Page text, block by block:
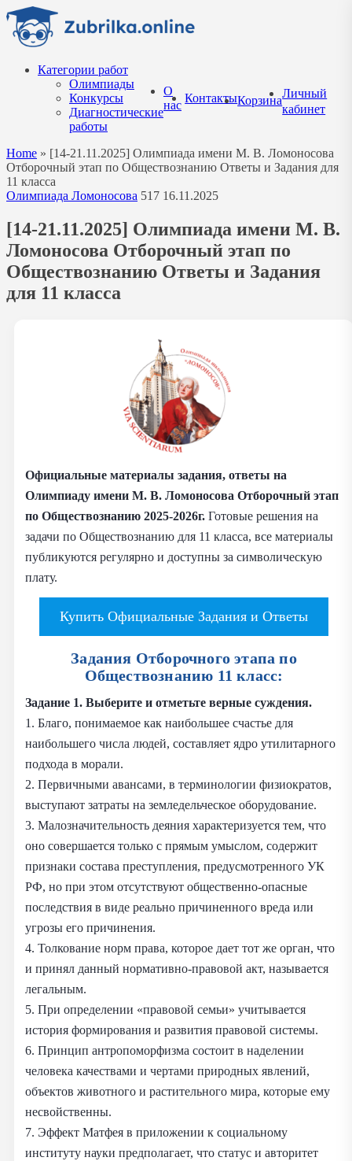
Перейти
содержанию
Категории работ
Олимпиады
Конкурсы
Диагностические
работы
О
нас
КонтактыКорзина
Личный
кабинет
Home » [14-21.11.2025] Олимпиада имени М. В. Ломоносова
Отборочный этап по Обществознанию Ответы и Задания для
11 класса
Олимпиада Ломоносова 517 16.11.2025
[14-21.11.2025] Олимпиада имени М. В.
Ломоносова Отборочный этап по
Обществознанию Ответы и Задания
для 11 класса
Официальные материалы задания, ответы на
Олимпиаду имени М. В. Ломоносова Отборочный этап
по Обществознанию 2025-2026г. Готовые решения на
задачи по Обществознанию для 11 класса, все материалы
публикуются регулярно и доступны за символическую
плату.
Купить Официальные Задания и Ответы
Задания Отборочного этапа по
Обществознанию 11 класс:
Задание 1. Выберите и отметьте верные суждения.
1. Благо, понимаемое как наибольшее счастье для
наибольшего числа людей, составляет ядро утилитарного
подхода в морали.
2. Первичными авансами, в терминологии физиократов,
выступают затраты на земледельческое оборудование.
3. Малозначительность деяния характеризуется тем, что
оно совершается только с прямым умыслом, содержит
признаки состава преступления, предусмотренного УК
РФ, но при этом отсутствуют общественно-опасные
последствия в виде реально причиненного вреда или
угрозы его причинения.
4. Толкование норм права, которое дает тот же орган, что
и принял данный нормативно-правовой акт, называется
легальным.
5. При определении «правовой семьи» учитывается
история формирования и развития правовой системы.
6. Принцип антропоморфизма состоит в наделении
человека качествами и чертами природных явлений,
объектов животного и растительного мира, которые ему
несвойственны.
7. Эффект Матфея в приложении к социальному
институту науки предполагает, что статус и авторитет